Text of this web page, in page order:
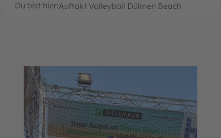
Du bist hier:Auftakt Volleyball Dülmen Beach